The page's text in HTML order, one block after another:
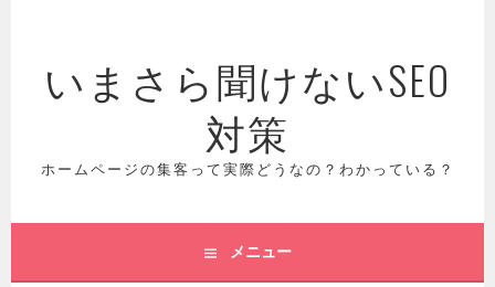
ッ
いまさら聞けないSEO
対策
ホームページの集客って実際どうなの？わかっている？
メニュー